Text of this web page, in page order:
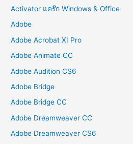
Activator แคร๊ก Windows & Office
Adobe
Adobe Acrobat XI Pro
Adobe Animate CC
Adobe Audition CS6
Adobe Bridge
Adobe Bridge CC
Adobe Dreamweaver CC
Adobe Dreamweaver CS6